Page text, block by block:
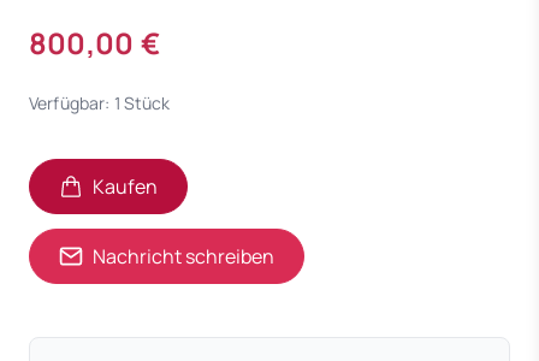
800,00 €
Verfügbar: 1 Stück
Kaufen
Nachricht schreiben